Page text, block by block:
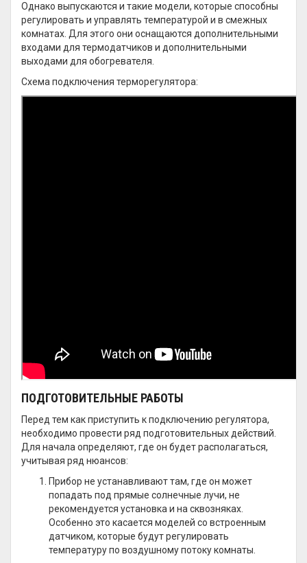
Однако выпускаются и такие модели, которые способны
регулировать и управлять температурой и в смежных
комнатах. Для этого они оснащаются дополнительными
входами для термодатчиков и дополнительными
выходами для обогревателя.
Схема подключения терморегулятора:
ПОДГОТОВИТЕЛЬНЫЕ РАБОТЫ
Перед тем как приступить к подключению регулятора,
необходимо провести ряд подготовительных действий.
Для начала определяют, где он будет располагаться,
учитывая ряд нюансов:
Прибор не устанавливают там, где он может
попадать под прямые солнечные лучи, не
рекомендуется установка и на сквозняках.
Особенно это касается моделей со встроенным
датчиком, которые будут регулировать
температуру по воздушному потоку комнаты.